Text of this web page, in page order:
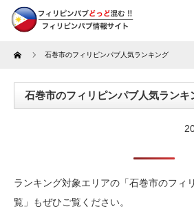
Home 石巻市のフィリピンパブ人気ランキング
石巻市のフィリピンパブ人気ランキ
ランキング対象エリアの「石巻市のフィ
覧」もぜひご覧ください。